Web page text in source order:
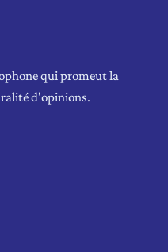
qui promeut la
d'opinions.